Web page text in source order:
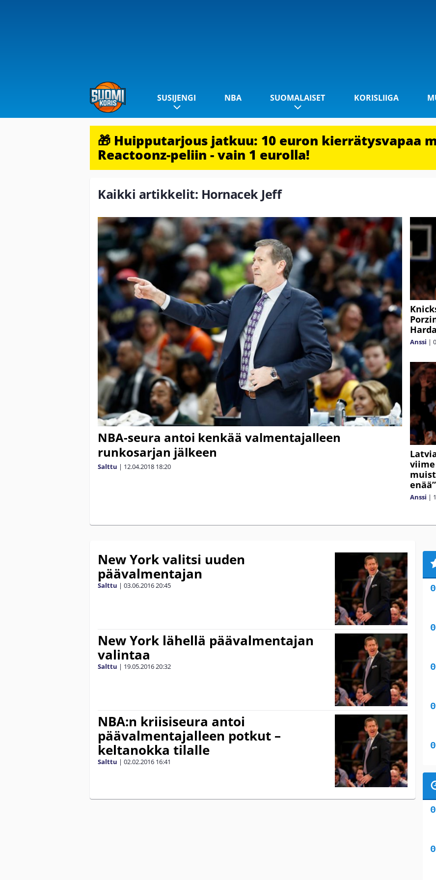
SUSIJENGI NBA SUOMALAISET KORISLIIGA
🎁 Huipputarjous jatkuu: 10 euron kierrätysvapaa
Reactoonz-peliin - vain 1 eurolla!
Kaikki artikkelit: Hornacek Jeff
NBA-seura antoi kenkää valmentajalleen
runkosarjan jälkeen
Salttu | 12.04.2018 18:20
Anssi |
enää”
Anssi |
New York valitsi uuden
päävalmentajan
Salttu | 03.06.201620:45
New York lähellä päävalmentajan
valintaa
Salttu | 19.05.201620:32
NBA:n kriisiseura antoi
päävalmentajalleen potkut –
keltanokka tilalle
Salttu | 02.02.2016 16:41